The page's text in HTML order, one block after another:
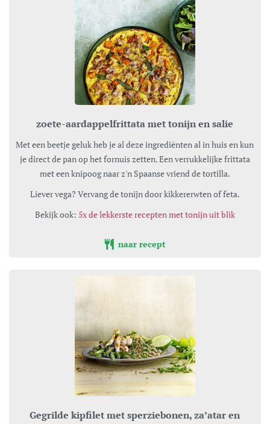
zoete-aardappelfrittata met tonijn en salie
Met een beetje geluk heb je al deze ingrediënten al in huis en kun
je direct de pan op het fornuis zetten. Een verrukkelijke frittata
met een knipoog naar z'n Spaanse vriend de tortilla.
Liever vega? Vervang de tonijn door kikkererwten of feta.
Bekijk ook: 5x de lekkerste recepten met tonijn uit blik
naar recept
Gegrilde kipfilet met sperziebonen, za’atar en